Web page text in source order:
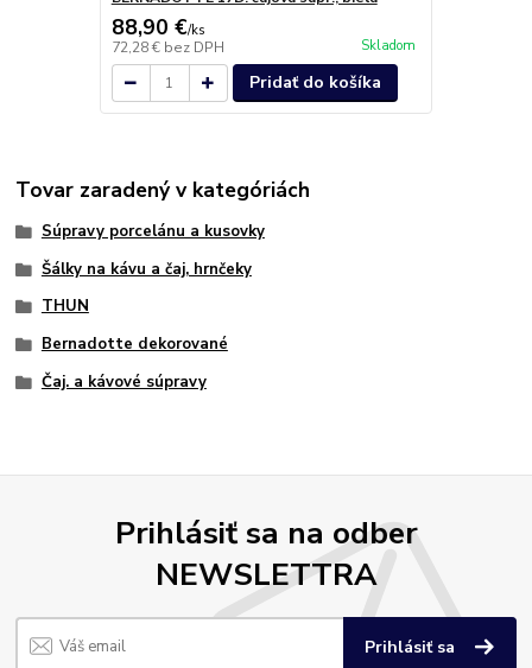
88,90 €/ks
72,28 € bez DPH Skladom
Pridať do košíka
Tovar zaradený v kategóriách
Súpravy porcelánu a kusovky
Šálky na kávu a čaj, hrnčeky
THUN
Bernadotte dekorované
Čaj. a kávové súpravy
Prihlásiť sa na odber
NEWSLETTRA
Prihlásiť sa